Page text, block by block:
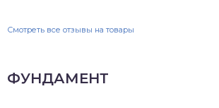
Смотреть все отзывы на товары
ФУНДАМЕНТ